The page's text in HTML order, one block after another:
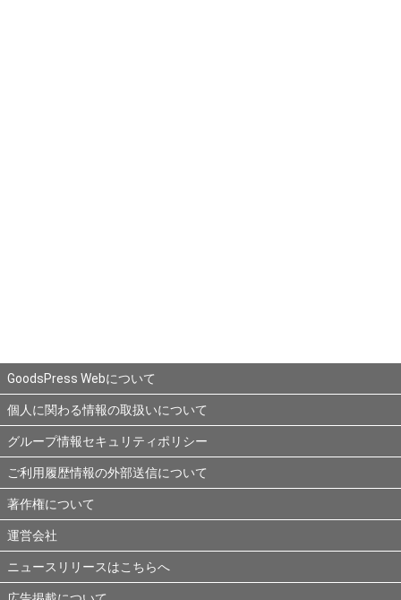
GoodsPress Webについて
個人に関わる情報の取扱いについて
グループ情報セキュリティポリシー
ご利用履歴情報の外部送信について
著作権について
運営会社
ニュースリリースはこちらへ